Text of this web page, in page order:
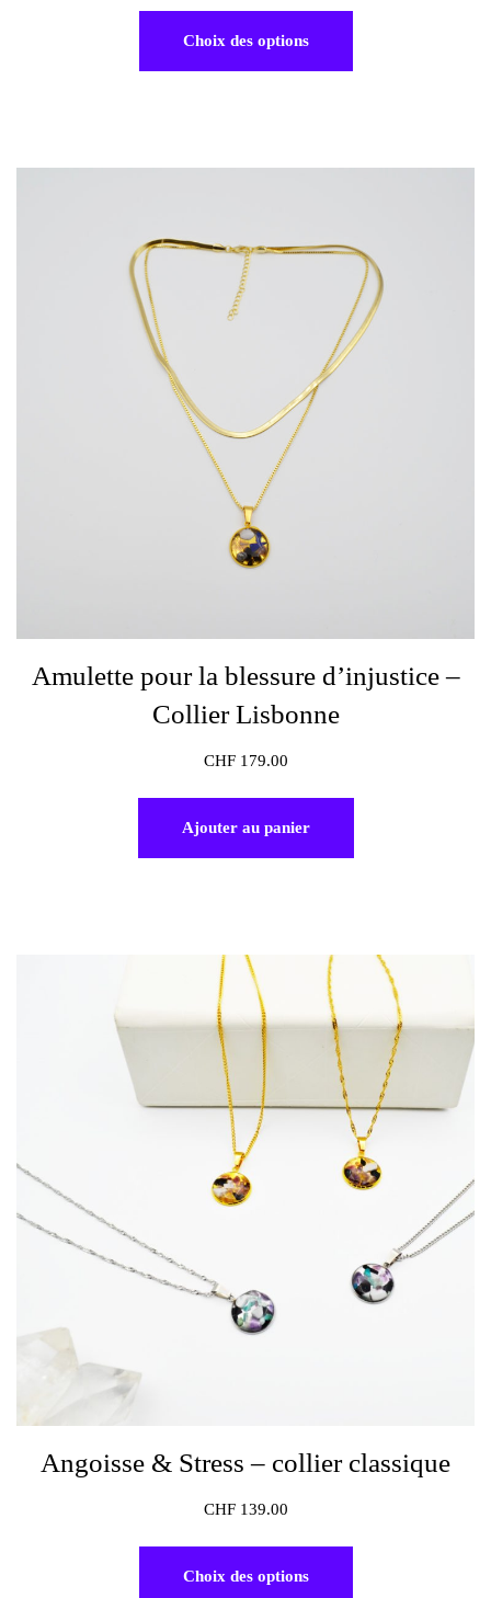
Choix des options
Amulette pour la blessure d’injustice –
Collier Lisbonne
CHF179.00
Ajouter au panier
Angoisse & Stress – collier classique
CHF139.00
Choix des options